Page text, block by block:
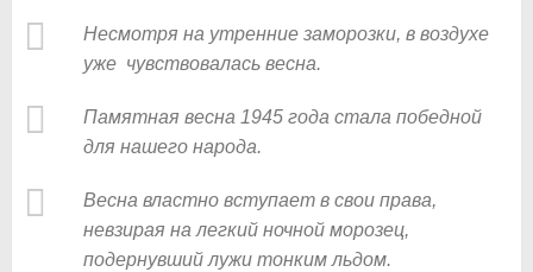
Несмотря на утренние заморозки, в воздухе
уже чувствовалась весна.
Памятная весна 1945 года стала победной
для нашего народа.
Весна властно вступает в свои права,
невзирая на легкий ночной морозец,
подернувший лужи тонким льдом.